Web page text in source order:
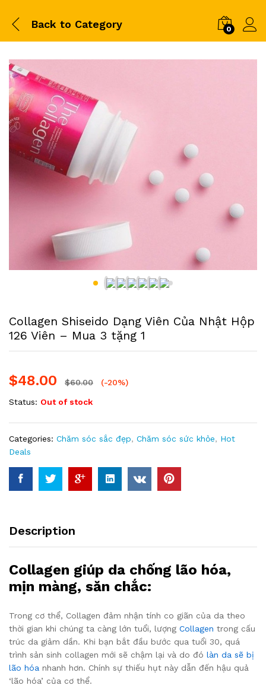
Back to Category 0
Collagen Shiseido Dạng Viên Của Nhật Hộp
126 Viên – Mua 3 tặng 1
$48.00 $60.00 (-20%)
Status: Out of stock
Categories: Chăm sóc sắc đẹp, Chăm sóc sức khỏe, Hot
Deals
Description
Collagen giúp da chống lão hóa,
mịn màng, săn chắc:
Trong cơ thể, Collagen đảm nhận tính co giãn của da theo
thời gian khi chúng ta càng lớn tuổi, lượng Collagen trong cấu
trúc da giảm dần. Khi bạn bắt đầu bước qua tuổi 30, quá
trình sản sinh collagen mới sẽ chậm lại và do đó làn da sẽ bị
lão hóa nhanh hơn. Chính sự thiếu hụt này dẫn đến hậu quả
‘lão hóa’ của cơ thể.